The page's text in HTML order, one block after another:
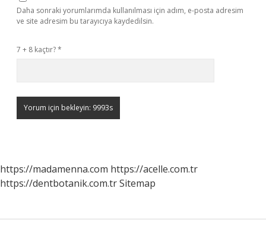
Daha sonraki yorumlarımda kullanılması için adım, e-posta adresim
ve site adresim bu tarayıcıya kaydedilsin.
7 + 8 kaçtır?*
https://madamenna.com https://acelle.com.tr
https://dentbotanik.com.trSitemap